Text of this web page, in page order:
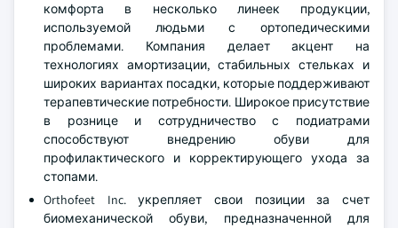
комфорта в несколько линеек продукции,
используемой людьми с ортопедическими
проблемами. Компания делает акцент на
технологиях амортизации, стабильных стельках и
широких вариантах посадки, которые поддерживают
терапевтические потребности. Широкое присутствие
в рознице и сотрудничество с подиатрами
способствуют внедрению обуви для
профилактического и корректирующего ухода за
стопами.
Orthofeet Inc. укрепляет свои позиции за счет
биомеханической обуви, предназначенной для